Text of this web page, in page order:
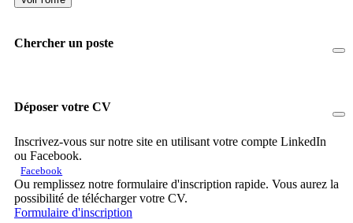
Chercher un poste
Déposer votre CV
Inscrivez-vous sur notre site en utilisant votre compte LinkedIn
ou Facebook.
Facebook
Ou remplissez notre formulaire d'inscription rapide. Vous aurez la
possibilité de télécharger votre CV.
Formulaire d'inscription